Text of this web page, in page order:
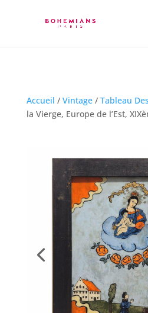
Accueil / Vintage/ Tableau
la Vierge, Europe de l’Est,